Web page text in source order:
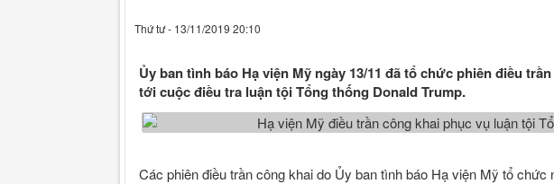
Thứ tư - 13/11/2019 20:10
Ủy ban tình báo Hạ viện Mỹ ngày 13/11 đã tổ chức phiên điều
tới cuộc điều tra luận tội Tổng thống Donald Trump.
Các phiên điều trần công khai do Ủy ban tình báo Hạ viện Mỹ tổ chức